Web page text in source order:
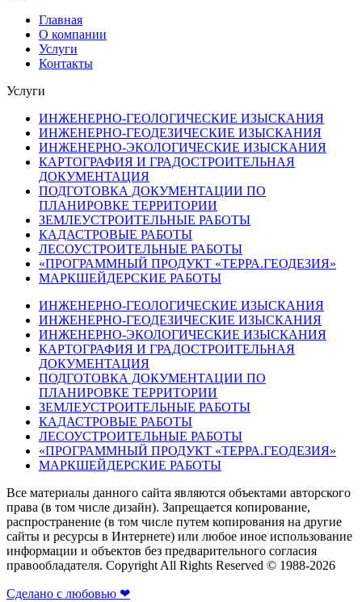
Главная
О компании
Услуги
Контакты
Услуги
ИНЖЕНЕРНО-ГЕОЛОГИЧЕСКИЕ ИЗЫСКАНИЯ
ИНЖЕНЕРНО-ГЕОДЕЗИЧЕСКИЕ ИЗЫСКАНИЯ
ИНЖЕНЕРНО-ЭКОЛОГИЧЕСКИЕ ИЗЫСКАНИЯ
КАРТОГРАФИЯ И ГРАДОСТРОИТЕЛЬНАЯ
ДОКУМЕНТАЦИЯ
ПОДГОТОВКА ДОКУМЕНТАЦИИ ПО
ПЛАНИРОВКЕ ТЕРРИТОРИИ
ЗЕМЛЕУСТРОИТЕЛЬНЫЕ РАБОТЫ
КАДАСТРОВЫЕ РАБОТЫ
ЛЕСОУСТРОИТЕЛЬНЫЕ РАБОТЫ
«ПРОГРАММНЫЙ ПРОДУКТ «ТЕРРА.ГЕОДЕЗИЯ»
МАРКШЕЙДЕРСКИЕ РАБОТЫ
ИНЖЕНЕРНО-ГЕОЛОГИЧЕСКИЕ ИЗЫСКАНИЯ
ИНЖЕНЕРНО-ГЕОДЕЗИЧЕСКИЕ ИЗЫСКАНИЯ
ИНЖЕНЕРНО-ЭКОЛОГИЧЕСКИЕ ИЗЫСКАНИЯ
КАРТОГРАФИЯ И ГРАДОСТРОИТЕЛЬНАЯ
ДОКУМЕНТАЦИЯ
ПОДГОТОВКА ДОКУМЕНТАЦИИ ПО
ПЛАНИРОВКЕ ТЕРРИТОРИИ
ЗЕМЛЕУСТРОИТЕЛЬНЫЕ РАБОТЫ
КАДАСТРОВЫЕ РАБОТЫ
ЛЕСОУСТРОИТЕЛЬНЫЕ РАБОТЫ
«ПРОГРАММНЫЙ ПРОДУКТ «ТЕРРА.ГЕОДЕЗИЯ»
МАРКШЕЙДЕРСКИЕ РАБОТЫ
Все материалы данного сайта являются объектами авторского
права (в том числе дизайн). Запрещается копирование,
распространение (в том числе путем копирования на другие
сайты и ресурсы в Интернете) или любое иное использование
информации и объектов без предварительного согласия
правообладателя. Copyright All Rights Reserved © 1988-2026
Сделано с любовью ❤